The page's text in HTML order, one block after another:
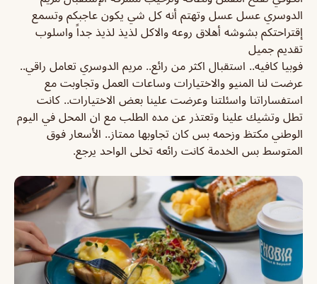
الدوسري عسل عسل وتهتم أنه كل شي يكون عاجبكم وتسمع
إقتراحتكم بشوشه أهلاق روعه والاكل لذيذ لذيذ جداً واسلوب
تقديم جميل
فوبيا كافيه.. استقبال اكثر من رائع.. مريم الدوسري تعامل راقي..
عرضت لنا المنيو والاختيارات وساعات العمل وتجاوبت مع
استفساراتنا واسئلتنا وعرضت علينا بعض الاختيارات.. كانت
تطل وتشيك علينا وتعتذر عن مده الطلب مع ان المحل في اليوم
الوطني مكتظ وزحمه بس كان تجاوبها ممتاز.. الأسعار فوق
المتوسط بس الخدمة كانت رائعه تخلى الواحد يرجع.